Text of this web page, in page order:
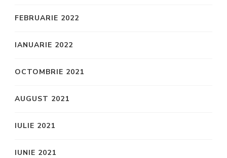
FEBRUARIE 2022
IANUARIE 2022
OCTOMBRIE 2021
AUGUST 2021
IULIE 2021
IUNIE 2021